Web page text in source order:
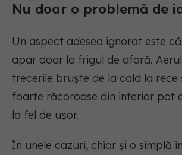
Nu doar o problemă de
Un aspect adesea ignorat este
apar doar la frigul de afară.
trecerile bruște de la cald la rece
foarte răcoroase din interior pot
la fel de ușor.
În unele cazuri, chiar și o simplă